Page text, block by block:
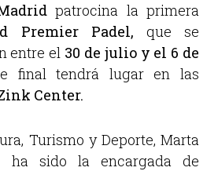
patrocina la primera
Premier Padel, que se
entre el 30 de julio y el 6 de
final tendrá lugar en las
Center.
Turismo y Deporte, Marta
ha sido la encargada de